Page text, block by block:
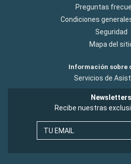
Preguntas
Condiciones
Seguridad
Mapa del
Información sobre
Servicios de
Newsletters
Recibe nuestras
TU EMAIL